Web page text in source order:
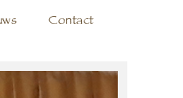
Contact